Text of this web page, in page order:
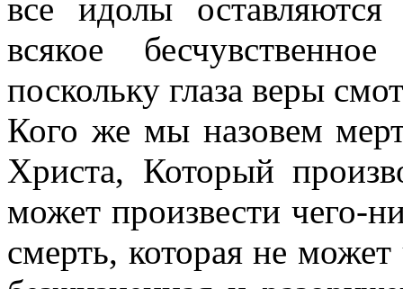
все идолы
всякое
поскольку глаза веры
Кого же мы назовем
Христа, Который
может произвести чего-
смерть, которая не